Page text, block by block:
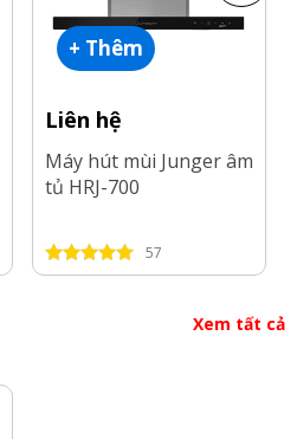
+ Thêm
Liên hệ
Máy hút mùi Junger âm
tủ HRJ-700
57
Xem tất cả